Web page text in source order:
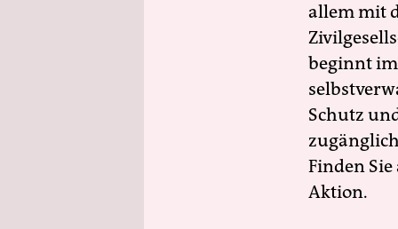
allem mit
beginnt
Schutz
Finden
Aktion.